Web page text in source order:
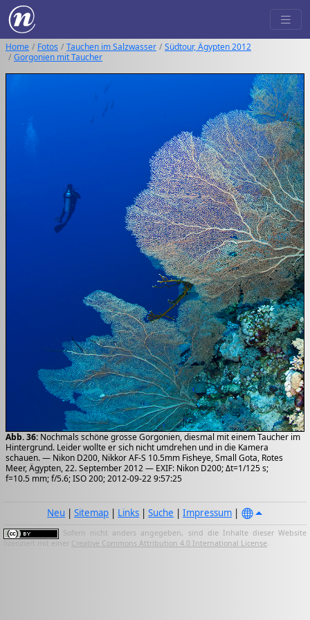
Home Fotos Tauchen im Salzwasser
Südtour, Ägypten 2012
Gorgonien mit Taucher
Abb. 36: Nochmals schöne grosse Gorgonien, diesmal mit einem Taucher im
Hintergrund. Leider wollte er sich nicht umdrehen und in die Kamera
schauen. — Nikon D200, Nikkor AF-S 10.5mm Fisheye, Small Gota, Rotes
Meer, Ägypten, 22. September 2012 — EXIF: Nikon D200; Δt=1/125 s;
f=10.5 mm; f/5.6; ISO 200; 2012-09-22 9:57:25
Neu |Sitemap | Links |Suche |Impressum |
Sofern nicht anders angegeben, sind die Inhalte dieser Website
lizenziert mit einer Creative Commons Attribution 4.0 International License